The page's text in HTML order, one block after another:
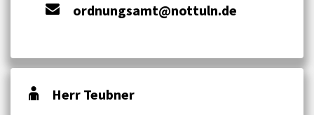
ordnungsamt@nottuln.de
Herr Teubner